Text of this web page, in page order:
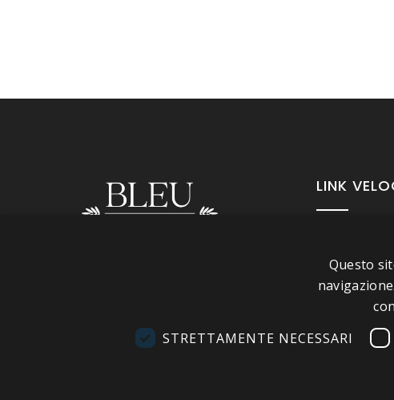
LINK
A
Contatti
Visitate il
Questo
STRETTAMENTE NECESSARI